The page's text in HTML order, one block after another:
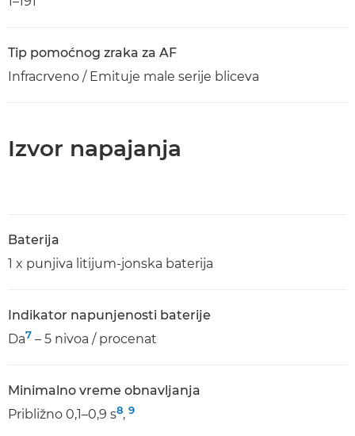
Tip pomoćnog zraka za AF
Infracrveno / Emituje male serije bliceva
Izvor napajanja
Baterija
1 x punjiva litijum-jonska baterija
Indikator napunjenosti baterije
Da7 – 5 nivoa / procenat
Minimalno vreme obnavljanja
Približno 0,1–0,9 s8, 9